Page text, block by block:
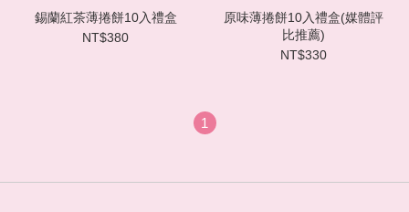
錫蘭紅茶薄捲餅10入禮盒
NT$380
原味薄捲餅10入禮盒(媒體評
比推薦)
NT$330
1